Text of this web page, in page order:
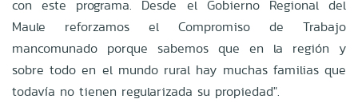
con este programa. Desde el Gobierno Regional del
Maule reforzamos el Compromiso de Trabajo
mancomunado porque sabemos que en la región y
sobre todo en el mundo rural hay muchas familias que
todavía no tienen regularizada su propiedad".